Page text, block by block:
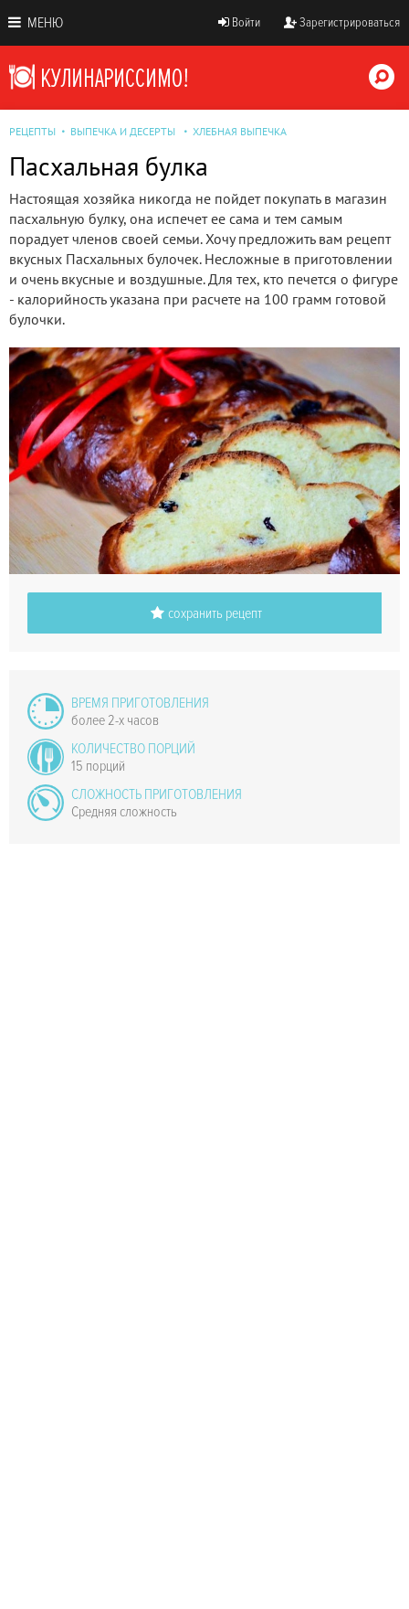
МЕНЮ Войти Зарегистрироваться
РЕЦЕПТЫ ВЫПЕЧКА И ДЕСЕРТЫ ХЛЕБНАЯ ВЫПЕЧКА
Пасхальная булка
Настоящая хозяйка никогда не пойдет покупать в магазин
пасхальную булку, она испечет ее сама и тем самым
порадует членов своей семьи. Хочу предложить вам рецепт
вкусных Пасхальных булочек. Несложные в приготовлении
и очень вкусные и воздушные. Для тех, кто печется о фигуре
- калорийность указана при расчете на 100 грамм готовой
булочки.
сохранить рецепт
ВРЕМЯ ПРИГОТОВЛЕНИЯ
более 2-х часов
КОЛИЧЕСТВО ПОРЦИЙ
15 порций
СЛОЖНОСТЬ ПРИГОТОВЛЕНИЯ
Средняя сложность